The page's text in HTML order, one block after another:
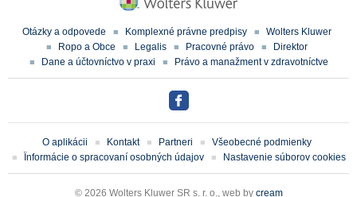
Otázky a odpovede Komplexné právne predpisy
Wolters Kluwer
Ropo a Obce
Legalis Pracovné právo
Direktor
Dane a účtovníctvo v praxi
Právo a manažment v zdravotníctve
O aplikácii Kontakt Partneri
Všeobecné podmienky
Ïnformácie o spracovaní osobných údajov
Nastavenie súborov cookies
© 2026 Wolters Kluwer SR s. r. o., web by cream